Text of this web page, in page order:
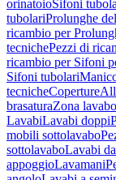
orinatoioSifoni
tubolariProlunghe
ricambio per
tecnichePezzi di
ricambio per Sifoni
Sifoni tubolari
tecnicheCoperture
brasaturaZona lavabo
LavabiLavabi doppi
mobili sottolavabo
sottolavaboLavabi
appoggioLavamani